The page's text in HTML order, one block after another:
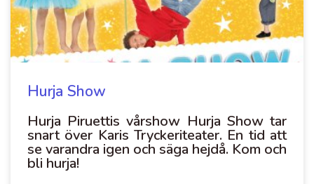
Hurja Show
Hurja Piruettis vårshow Hurja Show tar
snart över Karis Tryckeriteater. En tid att
se varandra igen och säga hejdå. Kom och
bli hurja!